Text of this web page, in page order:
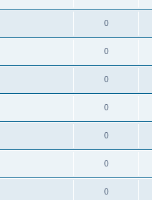
0
0
0
0
0
0
0